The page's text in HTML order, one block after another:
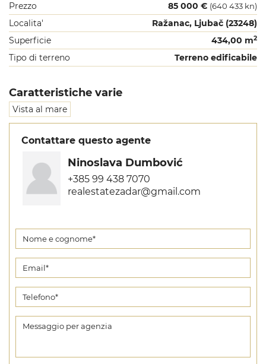
Prezzo
85 000 € (640 433 kn)
Localita'
Ražanac, Ljubač (23248)
Superficie
434,00 m2
Tipo di terreno Terreno edificabile
Caratteristiche varie
Vista al mare
Contattare questo agente
Ninoslava Dumbović
+385 99 438 7070
realestatezadar@gmail.com